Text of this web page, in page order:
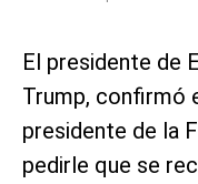
El presidente de
Trump, confirmó
presidente de la
pedirle que se